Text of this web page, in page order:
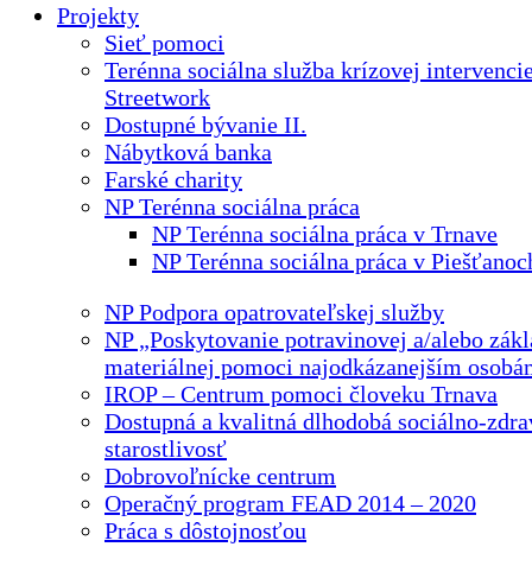
Projekty
Sieť pomoci
Terénna sociálna služba krízovej
Streetwork
Dostupné bývanie II.
Nábytková banka
Farské charity
NP Terénna sociálna práca
NP Terénna sociálna práca v Trnave
NP Terénna sociálna práca v
NP Podpora opatrovateľskej služby
NP „Poskytovanie potravinovej a/alebo
materiálnej pomoci najodkázanejším
IROP – Centrum pomoci človeku Trnava
Dostupná a kvalitná dlhodobá sociálno-
starostlivosť
Dobrovoľnícke centrum
Operačný program FEAD 2014 – 2020
Práca s dôstojnosťou